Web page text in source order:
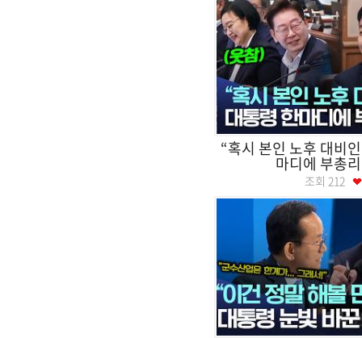
“혹시 본인 노후 대비
마디에 부총리
조회 212